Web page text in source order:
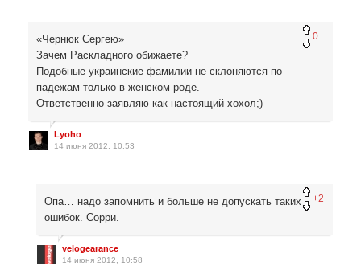
0
«Чернюк Сергею»
Зачем Раскладного обижаете?
Подобные украинские фамилии не склоняются по
падежам только в женском роде.
Ответственно заявляю как настоящий хохол;)
Lyoho
14 июня 2012, 10:53
+2
Опа… надо запомнить и больше не допускать таких
ошибок. Сорри.
velogearance
14 июня 2012, 10:58